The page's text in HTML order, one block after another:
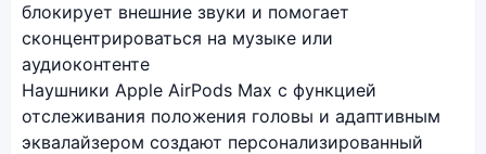
блокирует внешние звуки и помогает
сконцентрироваться на музыке или
аудиоконтенте
Наушники Apple AirPods Max с функцией
отслеживания положения головы и адаптивным
эквалайзером создают персонализированный